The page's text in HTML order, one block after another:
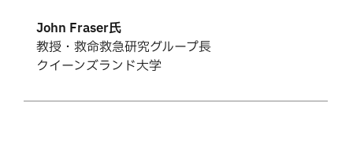
John Fraser氏
教授・救命救急研究グループ長
クイーンズランド大学